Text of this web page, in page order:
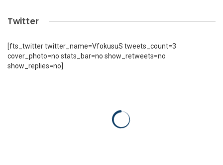
Twitter
[fts_twitter twitter_name=VfokusuS tweets_count=3
cover_photo=no stats_bar=no show_retweets=no
show_replies=no]